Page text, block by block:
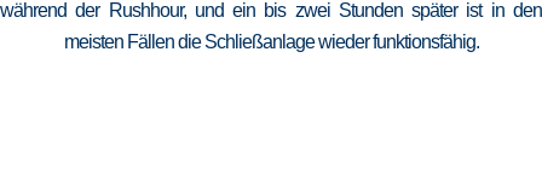
während der Rushhour, und ein bis zwei Stunden später ist in den
meisten Fällen die Schließanlage wieder funktionsfähig.